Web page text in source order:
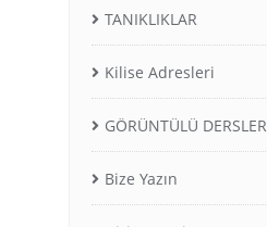
TANIKLIKLAR
Kilise Adresleri
GÖRÜNTÜLÜ DERSLER
Bize Yazın